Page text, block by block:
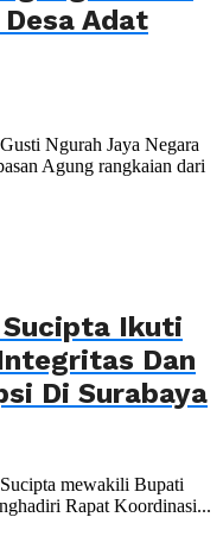
Adat
Ngurah Jaya Negara
Agung rangkaian dari
Ikuti
Dan
Di Surabaya
mewakili Bupati
Rapat Koordinasi...